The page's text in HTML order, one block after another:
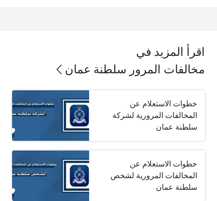
اقرأ المزيد في
مخالفات المرور سلطنة عمان
خطوات الاستعلام عن
المخالفات المرورية لشركة
سلطنة عمان
خطوات الاستعلام عن
المخالفات المرورية لشخص
سلطنة عمان